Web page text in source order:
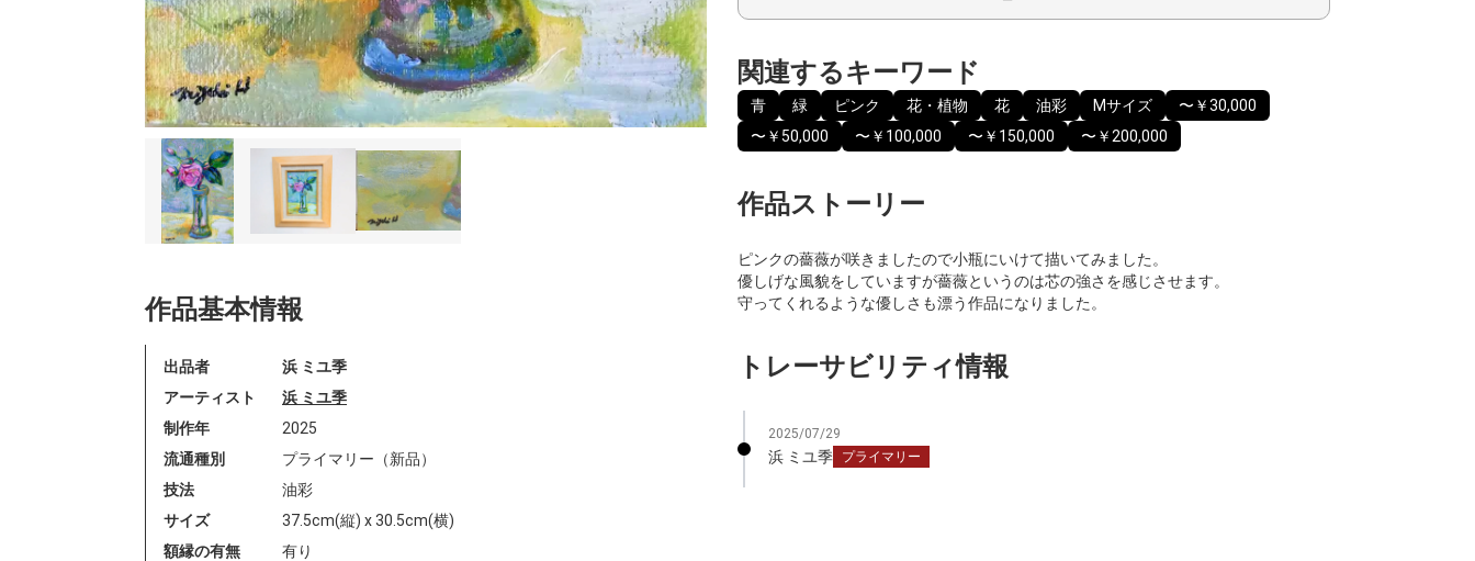
作品基本情報
出品者
浜 ミユ季
アーティスト
浜 ミユ季
制作年
2025
流通種別
プライマリー（新品）
技法
油彩
サイズ
37.5cm(縦) x 30.5cm(横)
額縁の有無
有り
関連するキーワード
青 緑 ピンク 花・植物 花 油彩 Mサイズ
〜￥30,000
〜￥50,000
〜￥100,000 〜￥150,000 〜￥200,000
作品ストーリー
ピンクの薔薇が咲きましたので小瓶にいけて描いてみました。
優しげな風貌をしていますが薔薇というのは芯の強さを感じさせます。
守ってくれるような優しさも漂う作品になりました。
トレーサビリティ情報
2025/07/29
浜 ミユ季 プライマリー